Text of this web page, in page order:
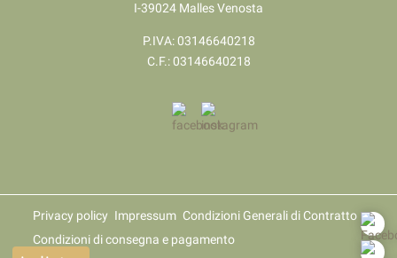
I-39024 Malles Venosta
P.IVA: 03146640218
​​​​​​​C.F.: 03146640218
Privacy policy Impressum Condizioni Generali di Contratto
Condizioni di consegna e pagamento